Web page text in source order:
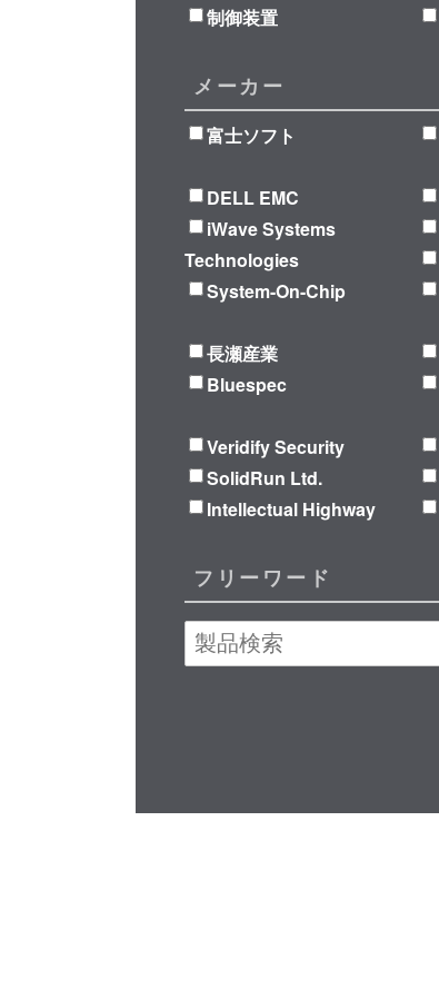
制御装置
メーカー
富士ソフト
DELL EMC
iWave Systems
Technologies
System-On-Chip
長瀬産業
Bluespec
Veridify Security
SolidRun Ltd.
Intellectual Highway
フリーワード